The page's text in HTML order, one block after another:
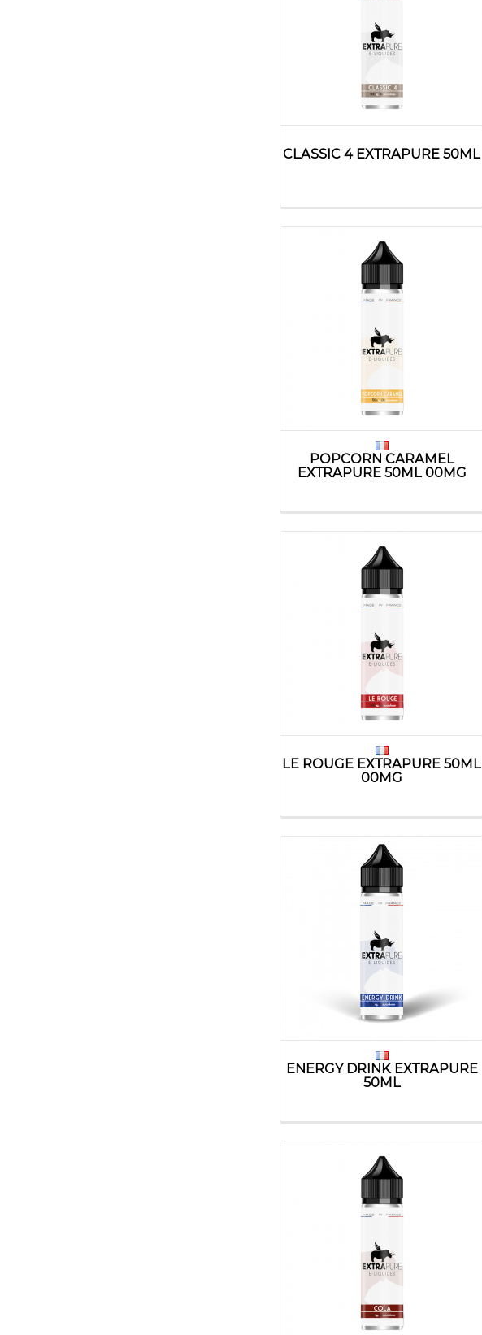
CLASSIC 4 EXTRAPURE 50ML
POPCORN CARAMEL
EXTRAPURE 50ML 00MG
LE ROUGE EXTRAPURE 50ML
00MG
ENERGY DRINK EXTRAPURE
50ML